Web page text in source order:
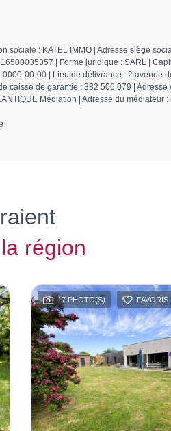
sociale : KATEL IMMO | Adresse siège
| Forme juridique : SARL |
00-00 | Lieu de délivrance : 2 avenue
caisse de garantie : 382 506 079 |
Médiation | Adresse du
région
17 PHOTO(S) FAVORIS